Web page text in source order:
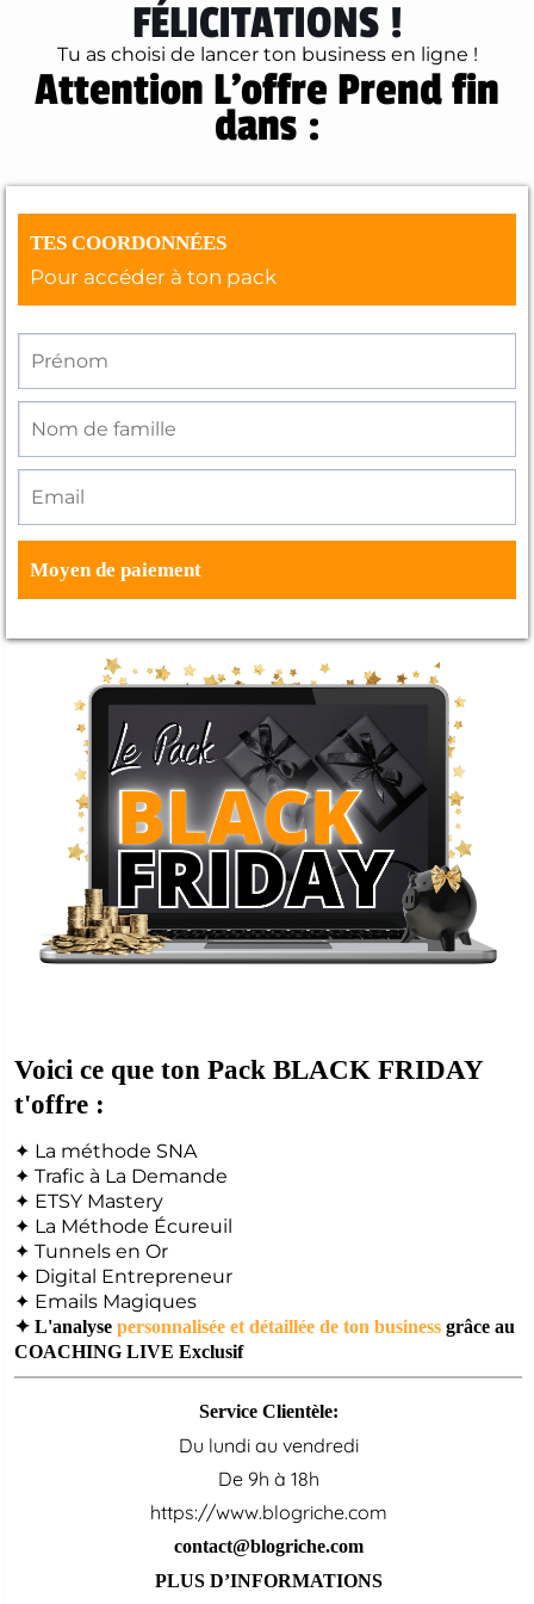
FÉLICITATIONS !
Tu as choisi de lancer ton business en ligne !
Attention L'offre Prend fin
dans :
TES COORDONNÉES
Pour accéder à ton pack
Moyen de paiement
Voici ce que ton Pack BLACK FRIDAY
t'offre :
✦ La méthode SNA
✦ Trafic à La Demande
✦ ETSY Mastery
✦ La Méthode Écureuil
✦ Tunnels en Or
✦ Digital Entrepreneur
✦ Emails Magiques
✦ L'analyse personnalisée et détaillée de ton business grâce au
COACHING LIVE Exclusif
Service Clientèle:
Du lundi au vendredi
De 9h à 18h
https://www.blogriche.com
contact@blogriche.com
PLUS D’INFORMATIONS